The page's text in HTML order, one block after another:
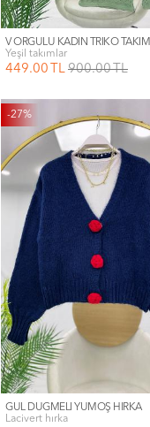
V ÖRGÜLÜ KADIN TRİKO TAKIM
yeşil takımlar
449.00 TL 900.00TL
-27%
GÜL DÜĞMELİ YUMOŞ HIRKA
lacivert hırka